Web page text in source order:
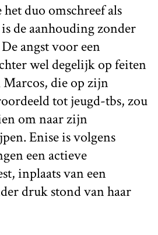
duo omschreef als
is de aanhouding zonder
angst voor een
wel degelijk op feiten
Marcos, die op zijn
tot jeugd-tbs, zou
om naar zijn
Enise is volgens
een actieve
inplaats van een
druk stond van haar